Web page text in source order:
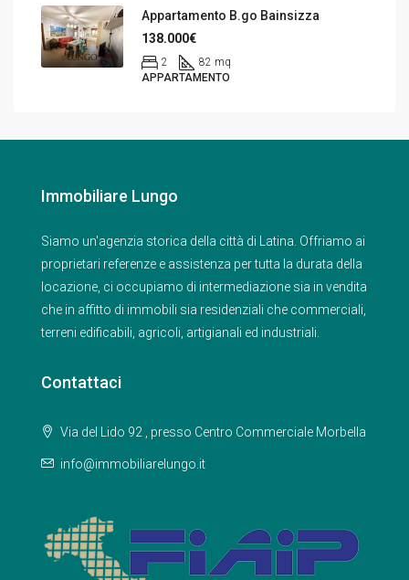
Appartamento B.go Bainsizza
138.000€
2
82 mq
APPARTAMENTO
Immobiliare Lungo
Siamo un'agenzia storica della città di Latina. Offriamo ai
proprietari referenze e assistenza per tutta la durata della
locazione, ci occupiamo di intermediazione sia in vendita
che in affitto di immobili sia residenziali che commerciali,
terreni edificabili, agricoli, artigianali ed industriali.
Contattaci
Via del Lido 92 , presso Centro Commerciale Morbella
info@immobiliarelungo.it